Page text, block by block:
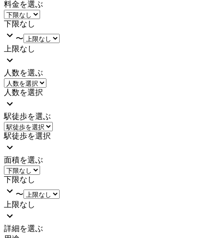
料金を選ぶ
下限なし
〜
上限なし
人数を選ぶ
人数を選択
駅徒歩を選ぶ
駅徒歩を選択
面積を選ぶ
下限なし
〜
上限なし
詳細を選ぶ